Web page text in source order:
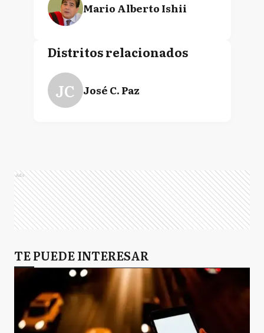
Mario Alberto Ishii
Distritos relacionados
JC José C. Paz
Ads
TE PUEDE INTERESAR